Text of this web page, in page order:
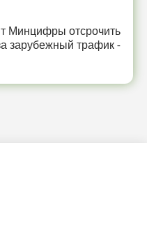
Минцифры отсрочить
зарубежный трафик -